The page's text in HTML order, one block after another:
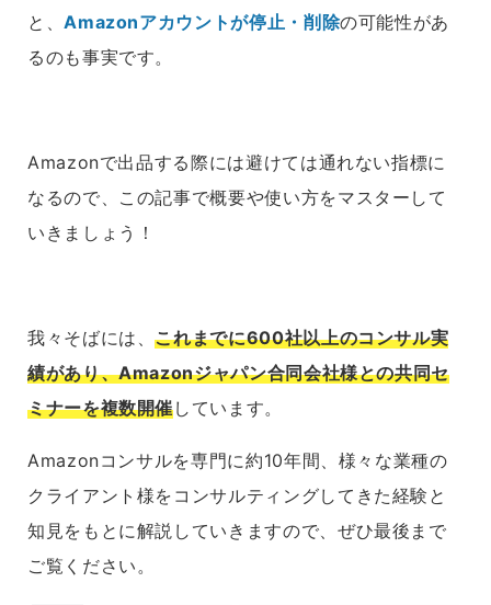
と、Amazonアカウントが停止・削除の可能性があ
るのも事実です。
Amazonで出品する際には避けては通れない指標に
なるので、この記事で概要や使い方をマスターして
いきましょう！
我々そばには、これまでに600社以上のコンサル実
績があり、Amazonジャパン合同会社様との共同セ
ミナーを複数開催しています。
Amazonコンサルを専門に約10年間、様々な業種の
クライアント様をコンサルティングしてきた経験と
知見をもとに解説していきますので、ぜひ最後まで
ご覧ください。